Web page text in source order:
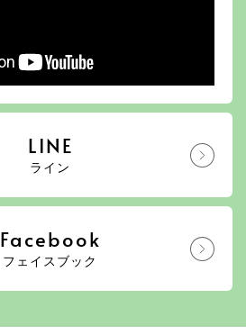
LINE
ライン
Facebook
フェイスブック